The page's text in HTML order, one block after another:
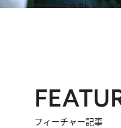
2022.3.16
市川猿之助と「
カルチャー
フィーチャー記事